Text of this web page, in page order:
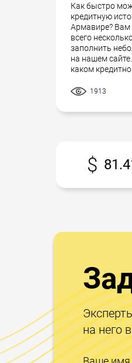
Как быстро
кредитную
Армавире? Вам
всего
заполнить
на нашем
каком
1913
на него